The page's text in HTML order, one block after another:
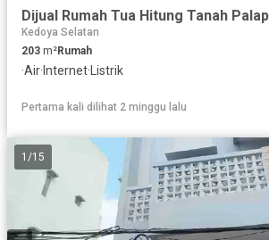
Kedoya Selatan
203 m²Rumah
·Air· Internet·Listrik
Pertama kali dilihat 2 minggu lalu
1 /15